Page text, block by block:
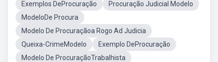
Exemplos DeProcuração
Procuração Judicial Modelo
ModeloDe Procura
Modelo De Procuraçãoa Rogo Ad Judicia
Queixa-CrimeModelo
Exemplo DeProcuração
Modelo De ProcuraçãoTrabalhista